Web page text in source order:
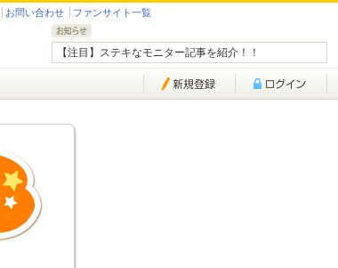
お問い合わせ ファンサイト一覧
【注目】ステキなモニター記事を紹介！！